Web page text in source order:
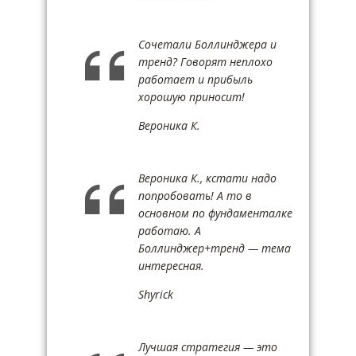
Сочетали Боллинджера и
тренд? Говорят неплохо
работает и прибыль
хорошую приносит!
Вероника К.
Вероника К., кстати надо
попробовать! А то в
основном по фундаменталке
работаю. А
Боллинджер+тренд — тема
интересная.
Shyrick
Лучшая стратегия — это